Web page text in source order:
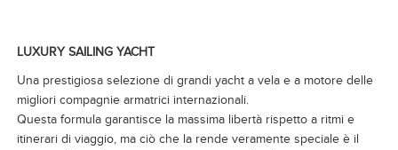
LUXURY SAILING YACHT
Una prestigiosa selezione di grandi yacht a vela e a motore delle
migliori compagnie armatrici internazionali.
Questa formula garantisce la massima libertà rispetto a ritmi e
itinerari di viaggio, ma ciò che la rende veramente speciale è il